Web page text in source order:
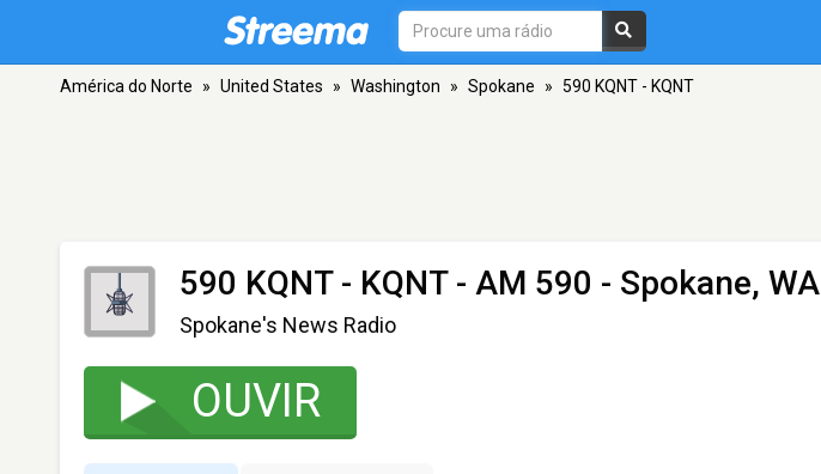
América do Norte » United States » Washington » Spokane » 590 KQNT - KQNT
590 KQNT - KQNT- AM 590 - Spokane, WA
Spokane's News Radio
OUVIR